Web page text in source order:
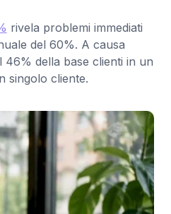
rivela problemi immediati
del 60%. A causa
della base clienti in un
singolo cliente.